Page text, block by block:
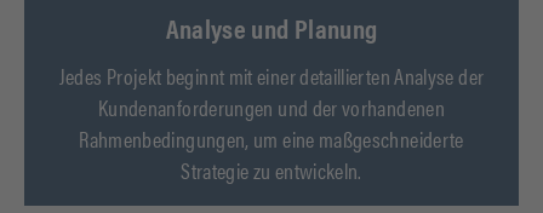
Analyse und Planung
Jedes Projekt beginnt mit einer detaillierten Analyse der
Kundenanforderungen und der vorhandenen
Rahmenbedingungen, um eine maßgeschneiderte
Strategie zu entwickeln.